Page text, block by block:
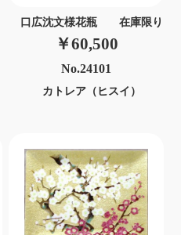
口広沈文様花瓶 在庫限り
￥60,500
No.24101
カトレア（ヒスイ）